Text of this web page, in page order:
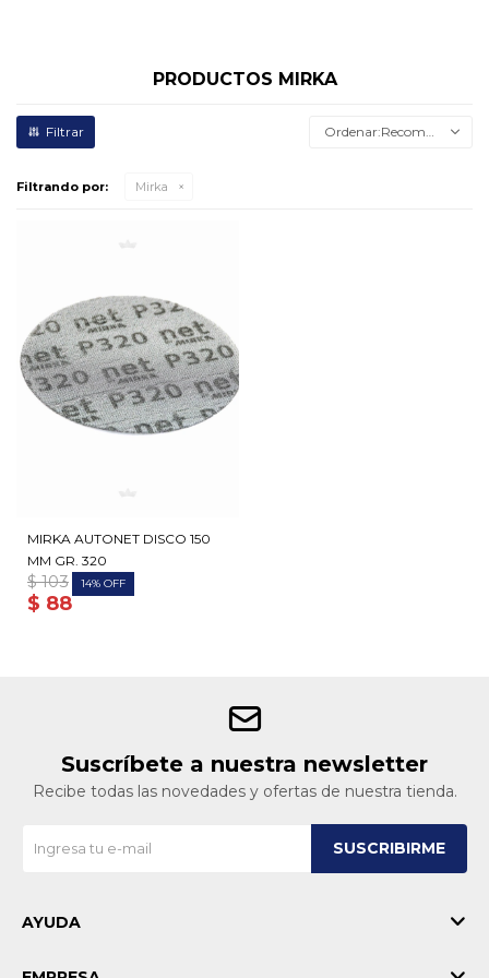
PRODUCTOS MIRKA
Recomendados
Filtrando por: Mirka
MIRKA AUTONET DISCO 150
MM GR. 320
$ 88
$ 103 14
Suscríbete a nuestra newsletter
Recibe todas las novedades y ofertas de nuestra tienda.
SUSCRIBIRME
AYUDA